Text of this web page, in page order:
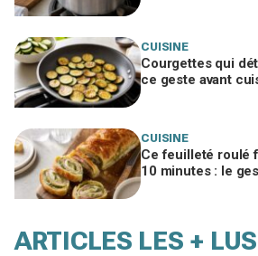
CUISINE
Courgettes qui
ce geste avant
CUISINE
Ce feuilleté roulé
10 minutes : le
ARTICLES LES + LUS